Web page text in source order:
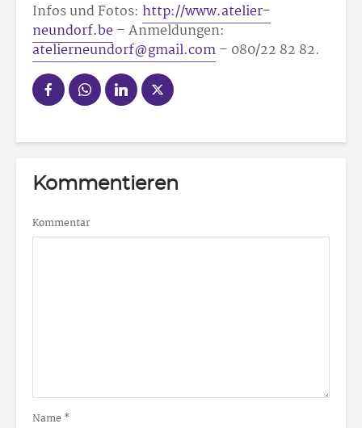
Infos und Fotos: http://www.atelier-
neundorf.be– Anmeldungen:
atelierneundorf@gmail.com– 080/22 82 82.
Kommentieren
Kommentar
Name *